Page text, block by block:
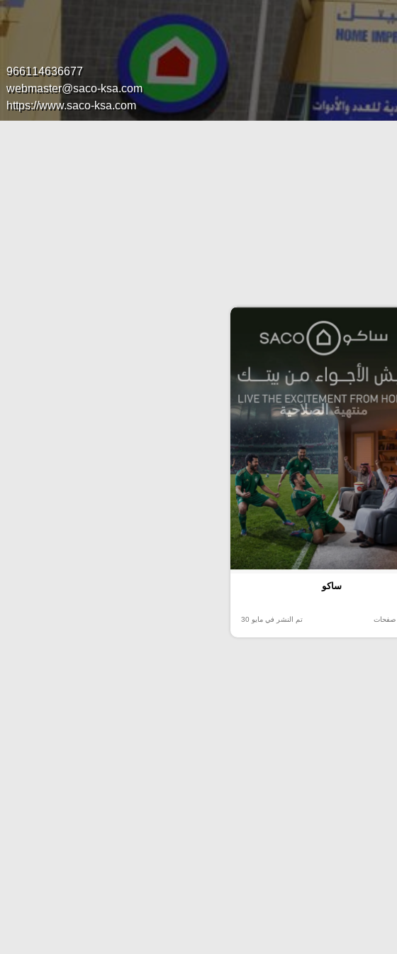
966114636677
webmaster@saco-ksa.com
https://www.saco-ksa.com
منتهية الصلاحية
ساكو
تم النشر في مايو 30